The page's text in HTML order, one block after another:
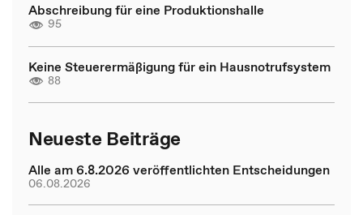
Abschreibung für eine Produktionshalle
95
Keine Steuerermäßigung für ein Hausnotrufsystem
88
Neueste Beiträge
Alle am 6.8.2026 veröffentlichten Entscheidungen
06.08.2026